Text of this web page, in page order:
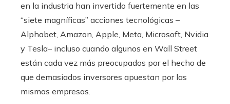
en la industria han invertido fuertemente en las
“siete magníficas” acciones tecnológicas –
Alphabet, Amazon, Apple, Meta, Microsoft, Nvidia
y Tesla– incluso cuando algunos en Wall Street
están cada vez más preocupados por el hecho de
que demasiados inversores apuestan por las
mismas empresas.